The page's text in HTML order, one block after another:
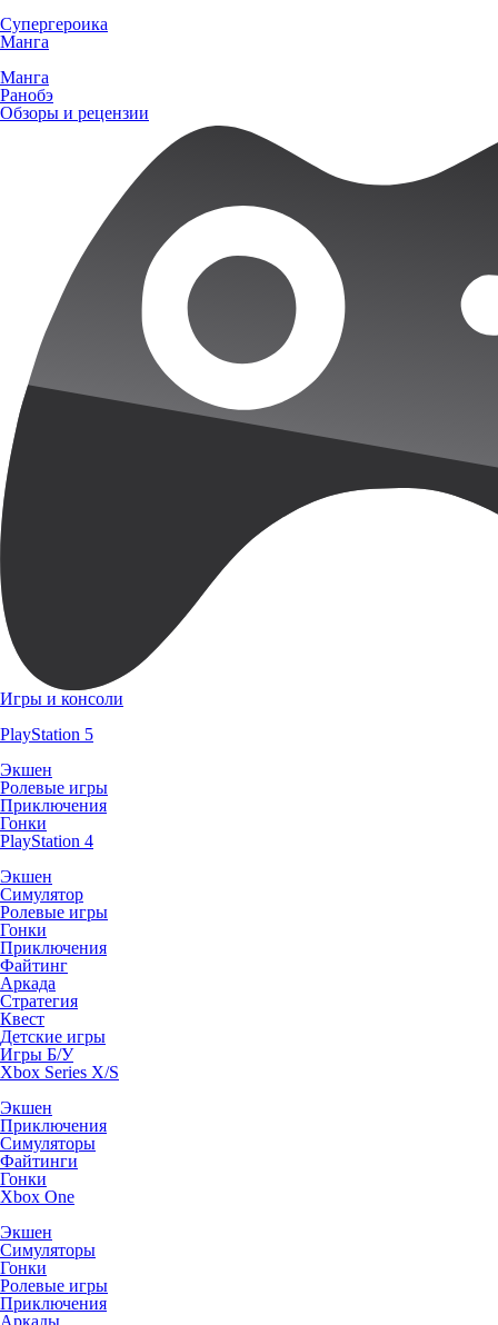
Супергероика
Манга
Манга
Ранобэ
Обзоры и рецензии
Игры и консоли
PlayStation 5
Экшен
Ролевые игры
Приключения
Гонки
PlayStation 4
Экшен
Симулятор
Ролевые игры
Гонки
Приключения
Файтинг
Аркада
Стратегия
Квест
Детские игры
Игры Б/У
Xbox Series X/S
Экшен
Приключения
Симуляторы
Файтинги
Гонки
Xbox One
Экшен
Симуляторы
Гонки
Ролевые игры
Приключения
Аркады